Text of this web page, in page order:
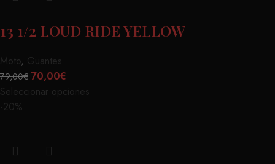
13 1/2 LOUD RIDE YELLOW
Moto, Guantes
79,00€ 70,00€
Seleccionar opciones
-20%